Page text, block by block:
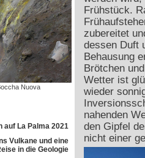
Nuova
auf La Palma 2021
Vulkane und eine
in die Geologie
Frühstück.
zubereitet
dessen Duft
Behausung
Brötchen
Wetter ist
wieder
nahenden
den Gipfel
nicht einer